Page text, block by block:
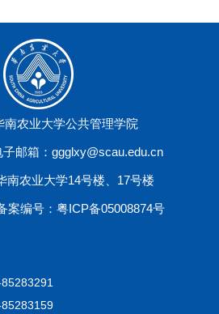
南农业大学公共管理学院
子邮箱：ggglxy@scau.edu.cn
南农业大学14号楼、17号楼
案编号：粤ICP备05008874号